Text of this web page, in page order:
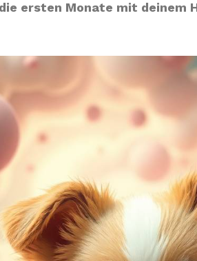
die ersten Monate mit deinem